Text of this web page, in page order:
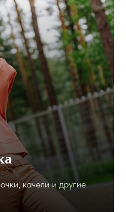
качели и другие